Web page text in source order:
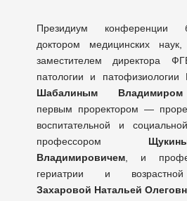
Президиум конференции
доктором медицинских
заместителем директора
патологии и
Шабалиным Владимиром
первым проректором —
воспитательной и
профессором
Владимировичем, и
гериатрии и возрастной
Захаровой Натальей